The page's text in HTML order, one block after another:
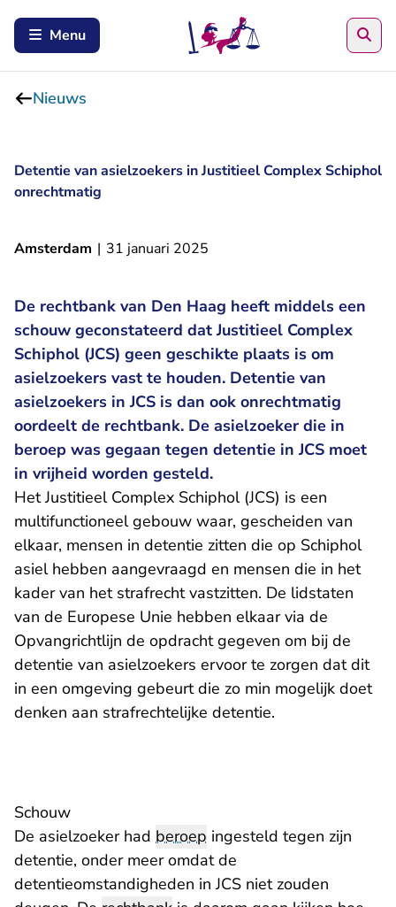
Menu
Nieuws
Detentie van asielzoekers in Justitieel Complex Schiphol
onrechtmatig
Amsterdam | 31 januari 2025
De rechtbank van Den Haag heeft middels een
schouw geconstateerd dat Justitieel Complex
Schiphol (JCS) geen geschikte plaats is om
asielzoekers vast te houden. Detentie van
asielzoekers in JCS is dan ook onrechtmatig
oordeelt de rechtbank. De asielzoeker die in
beroep was gegaan tegen detentie in JCS moet
in vrijheid worden gesteld.
Het Justitieel Complex Schiphol (JCS) is een
multifunctioneel gebouw waar, gescheiden van
elkaar, mensen in detentie zitten die op Schiphol
asiel hebben aangevraagd en mensen die in het
kader van het strafrecht vastzitten. De lidstaten
van de Europese Unie hebben elkaar via de
Opvangrichtlijn de opdracht gegeven om bij de
detentie van asielzoekers ervoor te zorgen dat dit
in een omgeving gebeurt die zo min mogelijk doet
denken aan strafrechtelijke detentie.
Schouw
De asielzoeker had beroep ingesteld tegen zijn
detentie, onder meer omdat de
detentieomstandigheden in JCS niet zouden